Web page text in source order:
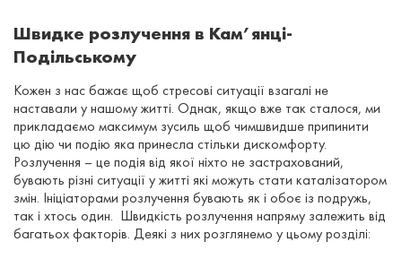
Швидке розлучення в Кам’янці-
Подільському
Кожен з нас бажає щоб стресові ситуації взагалі не
наставали у нашому житті. Однак, якщо вже так сталося, ми
прикладаємо максимум зусиль щоб чимшвидше припинити
цю дію чи подію яка принесла стільки дискомфорту.
Розлучення – це подія від якої ніхто не застрахований,
бувають різні ситуації у житті які можуть стати каталізатором
змін. Ініціаторами розлучення бувають як і обоє із подружь,
так і хтось один. Швидкість розлучення напряму залежить від
багатьох факторів. Деякі з них розглянемо у цьому розділі: